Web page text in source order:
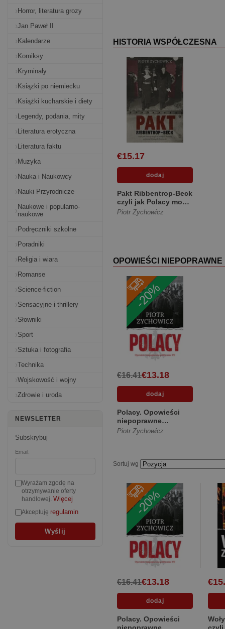
Horror, literatura grozy
Jan Paweł II
Kalendarze
Komiksy
Kryminały
Ksiązki po niemiecku
Książki kucharskie i diety
Legendy, podania, mity
Literatura erotyczna
Literatura faktu
Muzyka
Nauka i Naukowcy
Nauki Przyrodnicze
Naukowe i popularno-
naukowe
Podręczniki szkolne
Poradniki
Religia i wiara
Romanse
Science-fiction
Sensacyjne i thrillery
Słowniki
Sport
Sztuka i fotografia
Technika
Wojskowość i wojny
Zdrowie i uroda
NEWSLETTER
Subskrybuj
Email:
Wyrażam zgodę na
otrzymywanie oferty
handlowej. Więcej
Akceptuję regulamin
HISTORIA WSPÓŁCZESNA
€15.17
Pakt Ribbentrop-Beck
czyli jak Polacy mogli
u boku III Rzesz...
Piotr Zychowicz
OPOWIEŚCI
-20%
€13.18
€16.41
Polacy. Opowieści
niepoprawne
politycznie [Miękka ze
Piotr Zychowicz
Sortuj wg
-20%
€13.18
€16.41
Polacy. Opowieści